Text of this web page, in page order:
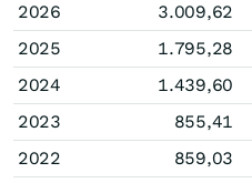
2026
3.009,62
2025
1.795,28
2024
1.439,60
2023
855,41
2022
859,03